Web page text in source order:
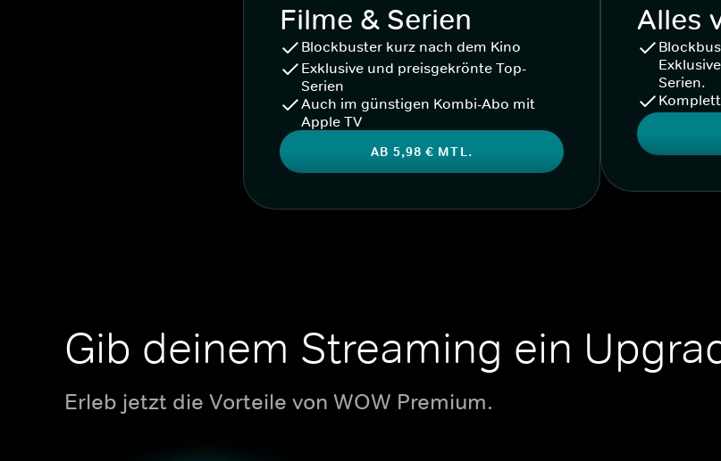
Filme & Serien
Blockbuster kurz nach dem Kino
Exklusive und preisgekrönte Top-
Serien
Auch im günstigen Kombi-Abo mit
Apple TV
AB 5,98 € MTL.
Alles
Serien.
Gib deinem Streaming ein
Erleb jetzt die Vorteile von WOW Premium.